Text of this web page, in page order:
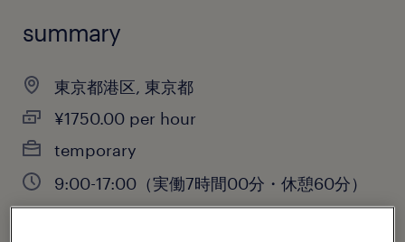
summary
東京都港区, 東京都
¥1750.00 per hour
temporary
9:00-17:00（実働7時間00分・休憩60分）